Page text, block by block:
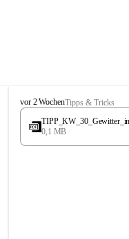
L
a
e
vor 2 WochenTipps & Tricks
0,1 MB